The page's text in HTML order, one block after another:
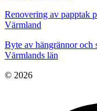
Renovering av papptak
Värmland
Byte av hängrännor och
Värmlands län
© 2026